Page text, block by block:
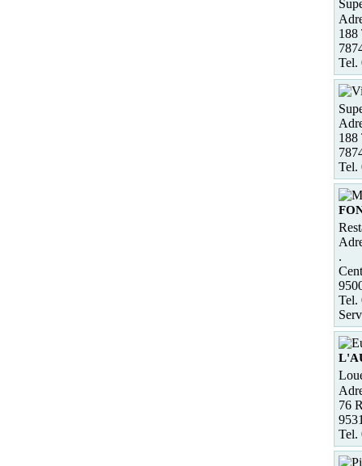
188
Tel.
188
Tel.
.
Tel.
76
Tel.